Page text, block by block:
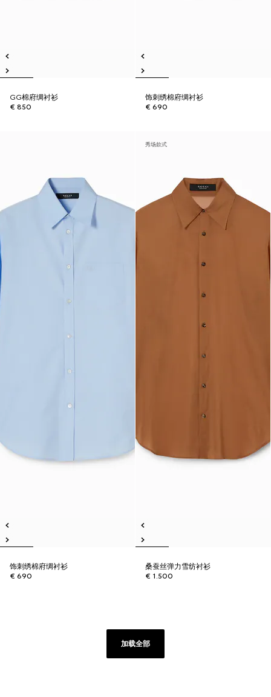
GG棉府绸衬衫
€ 850
饰刺绣棉府绸衬衫
€ 690
饰刺绣棉府绸衬衫
€ 690
秀场款式
桑蚕丝弹力雪纺衬衫
€ 1.500
加载全部